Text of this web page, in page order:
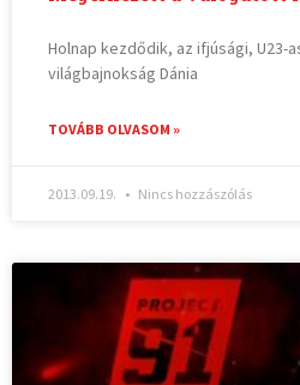
Holnap kezdődik, az ifjúsági, U23-
világbajnokság Dánia
TOVÁBB OLVASOM »
2013.09.19. Nincs hozzászólás